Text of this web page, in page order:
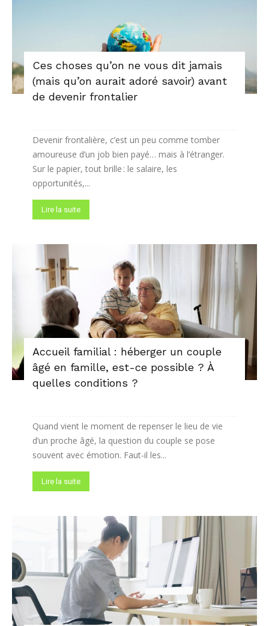
Ces choses qu’on ne vous dit jamais
(mais qu’on aurait adoré savoir) avant
de devenir frontalier
Devenir frontalière, c’est un peu comme tomber
amoureuse d’un job bien payé… mais à l’étranger.
Sur le papier, tout brille : le salaire, les
opportunités,...
Lire la suite
Accueil familial : héberger un couple
âgé en famille, est-ce possible ? À
quelles conditions ?
Quand vient le moment de repenser le lieu de vie
d’un proche âgé, la question du couple se pose
souvent avec émotion. Faut-il les...
Lire la suite